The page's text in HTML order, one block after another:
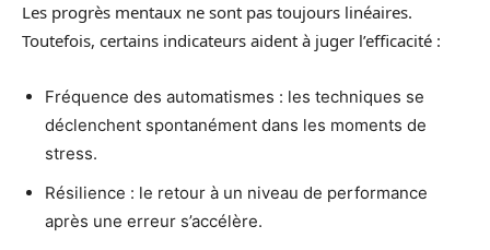
Les progrès mentaux ne sont pas toujours linéaires.
Toutefois, certains indicateurs aident à juger l’efficacité :
Fréquence des automatismes : les techniques se
déclenchent spontanément dans les moments de
stress.
Résilience : le retour à un niveau de performance
après une erreur s’accélère.